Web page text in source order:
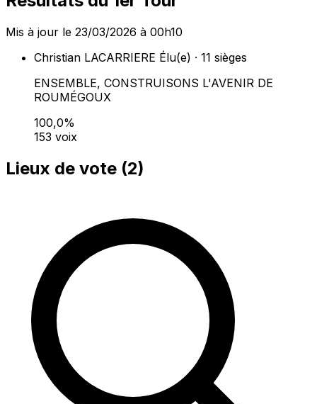
Mis à jour le 23/03/2026 à 00h10
Christian LACARRIERE Élu(e) · 11 sièges
ENSEMBLE, CONSTRUISONS L'AVENIR DE
ROUMÉGOUX
100,0%
153 voix
Lieux de vote (2)